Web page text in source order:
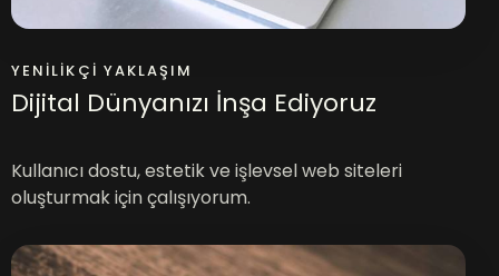
YENILIKÇI YAKLAŞIM
Dijital Dünyanızı İnşa Ediyoruz
Kullanıcı dostu, estetik ve işlevsel web siteleri
oluşturmak için çalışıyorum.